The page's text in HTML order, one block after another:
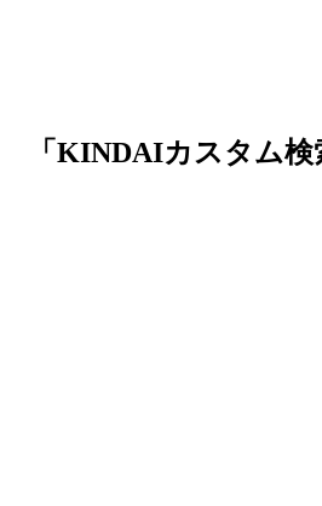
KINDAIカスタム検